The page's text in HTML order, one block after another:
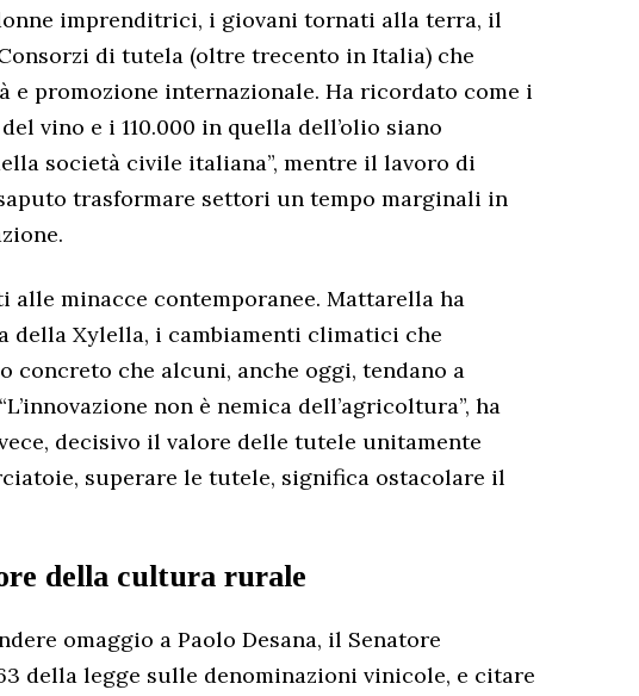
imprenditrici, i giovani tornati alla terra, il
di tutela (oltre trecento in Italia) che
e promozione internazionale. Ha ricordato come i
vino e i 110.000 in quella dell’olio siano
società civile italiana”, mentre il lavoro di
trasformare settori un tempo marginali in
minacce contemporanee. Mattarella ha
della Xylella, i cambiamenti climatici che
che alcuni, anche oggi, tendano a
non è nemica dell’agricoltura”, ha
decisivo il valore delle tutele unitamente
superare le tutele, significa ostacolare il
della cultura rurale
omaggio a Paolo Desana, il Senatore
della legge sulle denominazioni vinicole, e citare